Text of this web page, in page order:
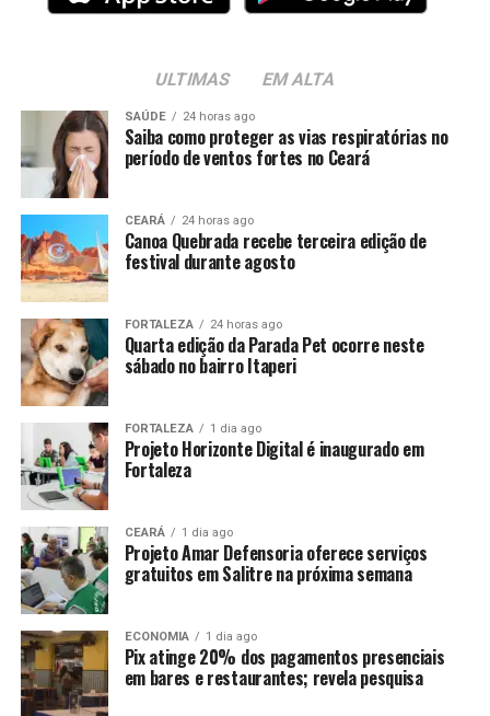
ULTIMAS EM ALTA
SAÚDE 24 horas ago
Saiba como proteger as vias respiratórias no
período de ventos fortes no Ceará
CEARÁ 24 horas ago
Canoa Quebrada recebe terceira edição de
festival durante agosto
FORTALEZA 24 horas ago
Quarta edição da Parada Pet ocorre neste
sábado no bairro Itaperi
FORTALEZA 1 dia ago
Projeto Horizonte Digital é inaugurado em
Fortaleza
CEARÁ 1 dia ago
Projeto Amar Defensoria oferece serviços
gratuitos em Salitre na próxima semana
ECONOMIA 1 dia ago
Pix atinge 20% dos pagamentos presenciais
em bares e restaurantes; revela pesquisa